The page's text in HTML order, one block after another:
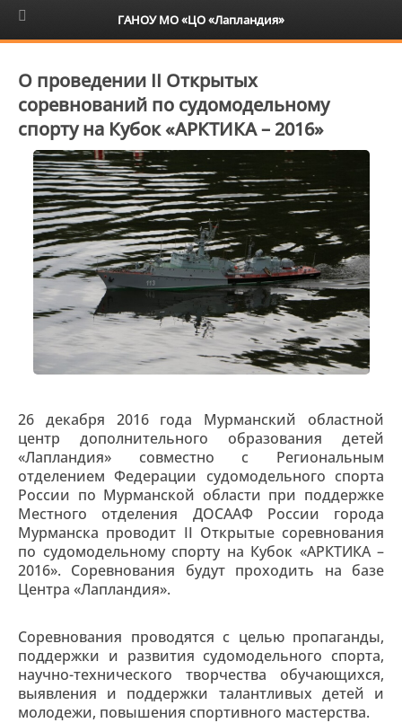
6+
О проведении II Открытых
соревнований по судомодельному
спорту на Кубок «АРКТИКА – 2016»
26 декабря 2016 года Мурманский областной
центр дополнительного образования детей
«Лапландия» совместно с Региональным
отделением Федерации судомодельного спорта
России по Мурманской области при поддержке
Местного отделения ДОСААФ России города
Мурманска проводит II Открытые соревнования
по судомодельному спорту на Кубок «АРКТИКА –
2016». Соревнования будут проходить на базе
Центра «Лапландия».
Соревнования проводятся с целью пропаганды,
поддержки и развития судомодельного спорта,
научно-технического творчества обучающихся,
выявления и поддержки талантливых детей и
молодежи, повышения спортивного мастерства.
ГАНОУ МО «ЦО «Лапландия»